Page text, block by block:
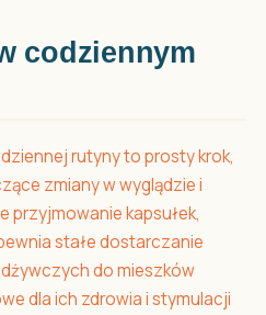
codziennym
rutyny to prosty krok,
zmiany w wyglądzie i
przyjmowanie kapsułek,
stałe dostarczanie
do mieszków
dla ich zdrowia i stymulacji